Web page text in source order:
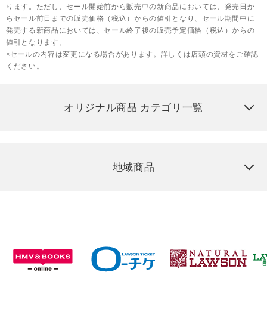
ります。ただし、セール開始前から販売中の新商品においては、発売日か
らセール前日までの販売価格（税込）からの値引となり、セール期間中に
発売する新商品においては、セール終了後の販売予定価格（税込）からの
値引となります。
※セールの内容は変更になる場合があります。詳しくは店頭の資材をご確認
ください。
オリジナル商品 カテゴリ一覧
地域商品